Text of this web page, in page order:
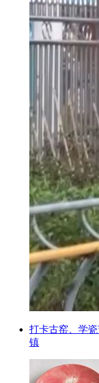
打卡古窑、学
镇